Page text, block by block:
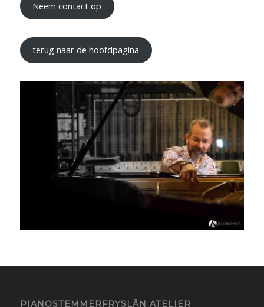
Neem contact op
terug naar de hoofdpagina
PIANOSTEMMERFRYSLÂN ATELIER